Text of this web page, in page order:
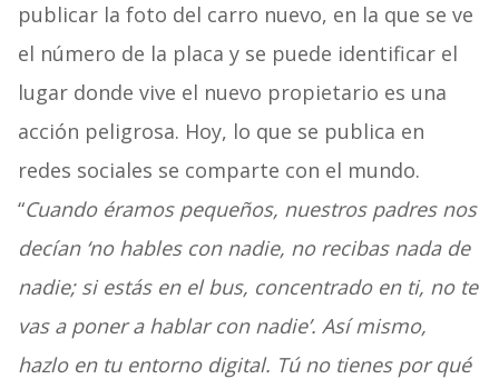
publicar la foto del carro nuevo, en la que se ve
el número de la placa y se puede identificar el
lugar donde vive el nuevo propietario es una
acción peligrosa. Hoy, lo que se publica en
redes sociales se comparte con el mundo.
“Cuando éramos pequeños, nuestros padres nos
decían ‘no hables con nadie, no recibas nada de
nadie; si estás en el bus, concentrado en ti, no te
vas a poner a hablar con nadie’. Así mismo,
hazlo en tu entorno digital. Tú no tienes por qué